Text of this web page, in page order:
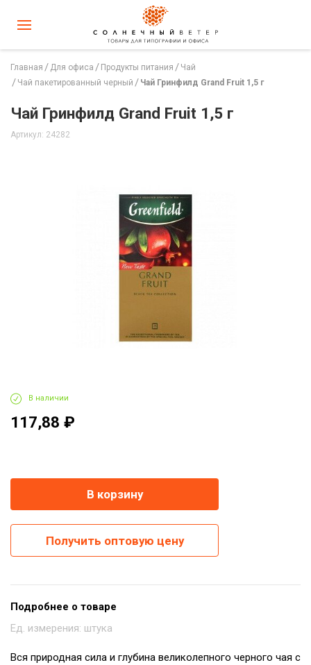
Главная Для офиса Продукты питания
Чай
Чай пакетированный черный
Чай Гринфилд Grand Fruit 1,5 г
Чай Гринфилд Grand Fruit 1,5 г
Артикул: 24282
В наличии
117,88 ₽
В корзину
Получить оптовую цену
Подробнее о товаре
Ед. измерения: штука
Вся природная сила и глубина великолепного черного чая с